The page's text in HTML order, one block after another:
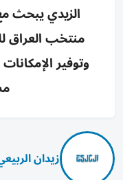
الزيدي يبحث
منتخب العراق
وتوفير
زيدان